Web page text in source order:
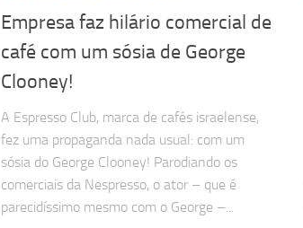
Empresa faz hilário comercial de
café com um sósia de George
Clooney!
A Espresso Club, marca de cafés israelense,
fez uma propaganda nada usual: com um
sósia do George Clooney! Parodiando os
comerciais da Nespresso, o ator – que é
parecidíssimo mesmo com o George –...